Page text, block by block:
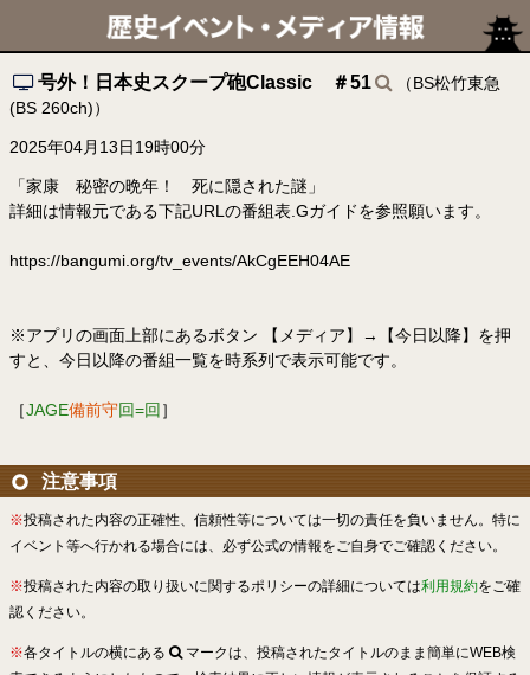
号外！日本史スクープ砲Classic ＃51
（BS松竹東急
(BS 260ch)）
2025年04月13日19時00分
「家康 秘密の晩年！ 死に隠された謎」
詳細は情報元である下記URLの番組表.Gガイドを参照願います。
https://bangumi.org/tv_events/AkCgEEH04AE
※アプリの画面上部にあるボタン 【メディア】→【今日以降】を押
すと、今日以降の番組一覧を時系列で表示可能です。
［JAGE備前守回=回 ］
注意事項
※投稿された内容の正確性、信頼性等については一切の責任を負いません。特に
イベント等へ行かれる場合には、必ず公式の情報をご自身でご確認ください。
※投稿された内容の取り扱いに関するポリシーの詳細については利用規約をご確
認ください。
※各タイトルの横にある
マークは、投稿されたタイトルのまま簡単にWEB検